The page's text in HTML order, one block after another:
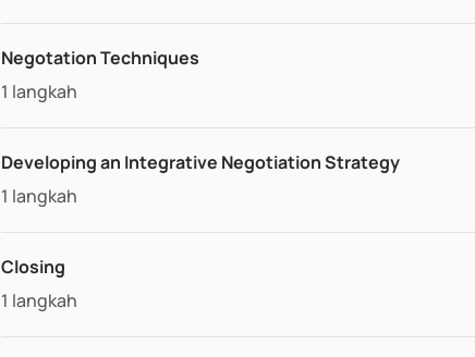
Negotation Techniques
.1 langkah
Developing an Integrative Negotiation Strategy
.1 langkah
Closing
.1 langkah